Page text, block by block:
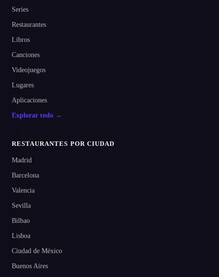
Series
Restaurantes
Libros
Canciones
Videojuegos
Lugares
Aplicaciones
Explorar todo →
RESTAURANTES POR CIUDAD
Madrid
Barcelona
Valencia
Sevilla
Bilbao
Lisboa
Ciudad de México
Buenos Aires